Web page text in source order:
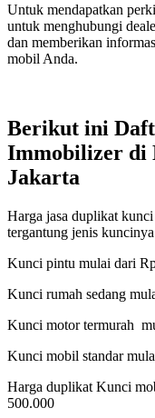
Untuk mendapatkan
untuk menghubungi
dan memberikan
mobil Anda.
Berikut ini
Immobilizer di
Jakarta
Harga jasa duplikat
tergantung jenis kuncinya
Kunci pintu mulai dari
Kunci rumah sedang
Kunci motor termurah
Kunci mobil standar
Harga duplikat Kunci
500.000